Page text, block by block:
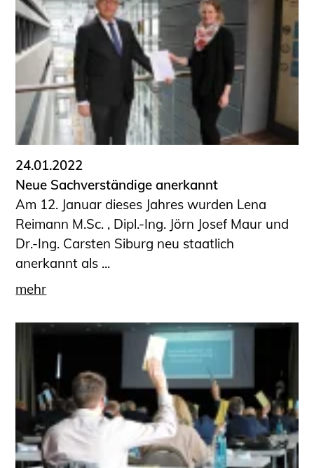
24.01.2022
Neue Sachverständige anerkannt
Am 12. Januar dieses Jahres wurden Lena
Reimann M.Sc. , Dipl.-Ing. Jörn Josef Maur und
Dr.-Ing. Carsten Siburg neu staatlich
anerkannt als ...
mehr